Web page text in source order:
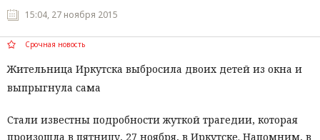
15:04, 27 ноября 2015
Срочная новость
Жительница Иркутска выбросила двоих детей из окна и
выпрыгнула сама
Стали известны подробности жуткой трагедии, которая
произошла в пятницу, 27 ноября, в Иркутске. Напомним, в